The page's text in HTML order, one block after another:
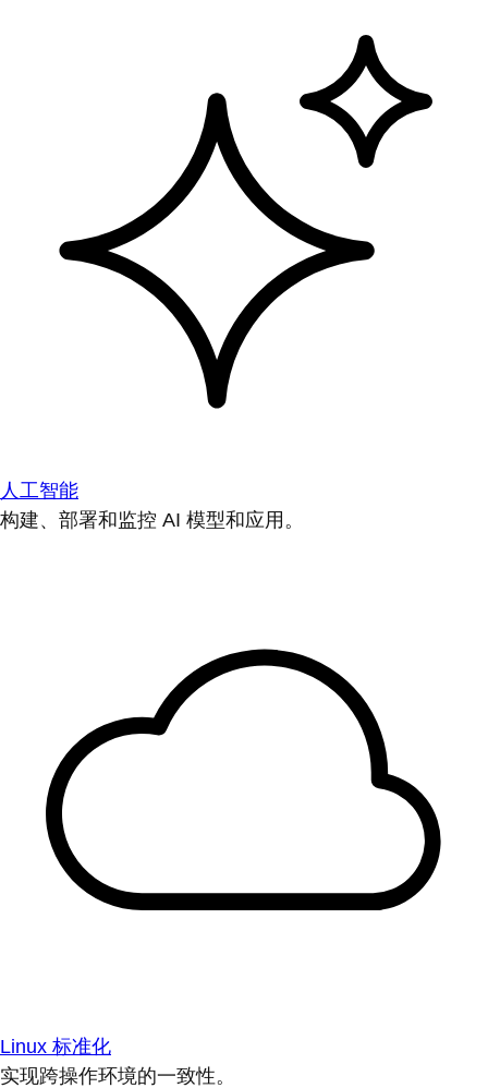
人工智能
构建、部署和监控 AI 模型和应用。
Linux 标准化
实现跨操作环境的一致性。